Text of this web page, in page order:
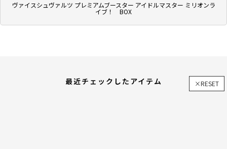
ヴァイスシュヴァルツ プレミアムブースター アイドルマスター ミリオンラ
イブ！ BOX
最近チェックしたアイテム ×RESET